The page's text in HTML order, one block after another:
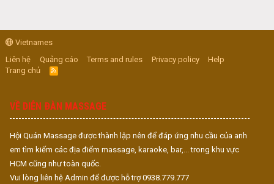
Vietnames
Liên hệ
Quảng cáo Terms and rules Privacy policy
Help
Trang chủ
R
S
VỀ DIỄN ĐÀN MASSAGE
Hội Quán Massage được thành lập nên để đáp ứng nhu cầu của anh
em tìm kiếm các địa điểm massage, karaoke, bar,... trong khu vực
HCM cũng như toàn quốc.
Vui lòng liên hệ Admin để được hỗ trợ 0938.779.777